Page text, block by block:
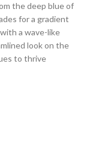
the deep blue of
for a gradient
a wave-like
look on the
to thrive